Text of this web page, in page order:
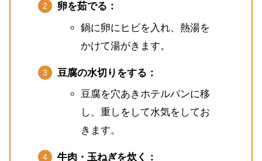
卵を茹でる：
鍋に卵にヒビを入れ、熱湯を
かけて湯がきます。
豆腐の水切りをする：
豆腐を穴あきホテルパンに移
し、重しをして水気をしてお
きます。
牛肉・玉ねぎを炊く：